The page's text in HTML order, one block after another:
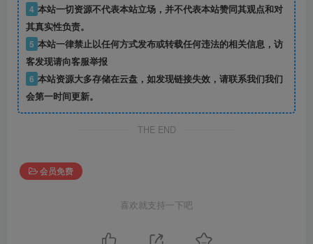
4 本站一切资源不代表本站立场，并不代表本站赞同其观点和对
其真实性负责。
5 本站一律禁止以任何方式发布或转载任何违法的相关信息，访
客发现请向客服举报
6 本站资源大多存储在云盘，如发现链接失效，请联系我们我们
会第一时间更新。
THE END
会员免费
喜欢就支持一下吧